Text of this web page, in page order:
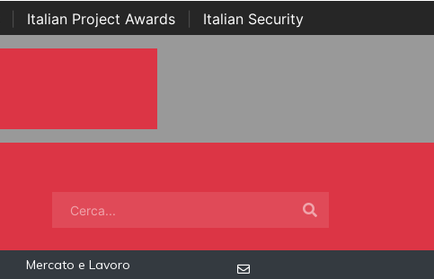
Italian Project Awards
Italian Security
Mercato e Lavoro